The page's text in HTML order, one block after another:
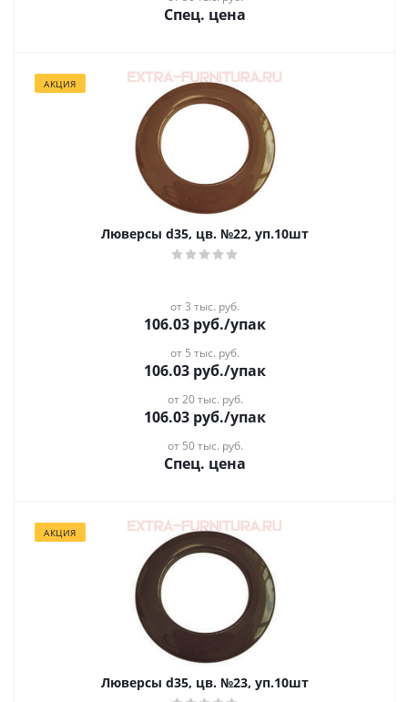
Спец. цена
АКЦИЯ
Люверсы d35, цв. №22, уп.10шт
от 3 тыс. руб.
106.03 руб./упак
от 5 тыс. руб.
106.03 руб./упак
от 20 тыс. руб.
106.03 руб./упак
от 50 тыс. руб.
Спец. цена
АКЦИЯ
Люверсы d35, цв. №23, уп.10шт